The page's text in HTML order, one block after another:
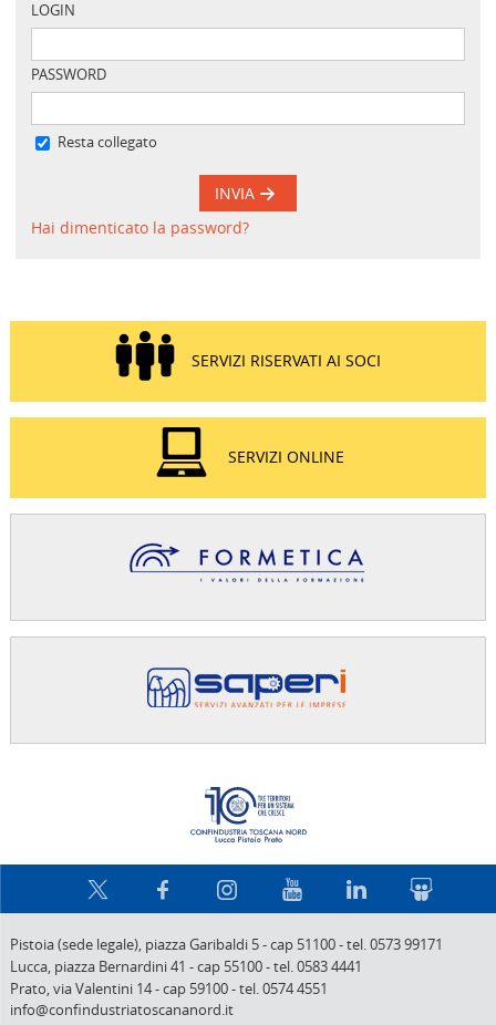
LOGIN
PASSWORD
Resta collegato
INVIA
Hai dimenticato la password?
SERVIZI RISERVATI AI SOCI
SERVIZI ONLINE
Pistoia (sede legale), piazza Garibaldi 5-cap 51100-tel. 0573 99171
Lucca, piazza Bernardini 41 -cap 55100-tel. 0583 4441
Prato,via Valentini 14-cap 59100-tel. 0574 4551
info@confindustriatoscananord.it